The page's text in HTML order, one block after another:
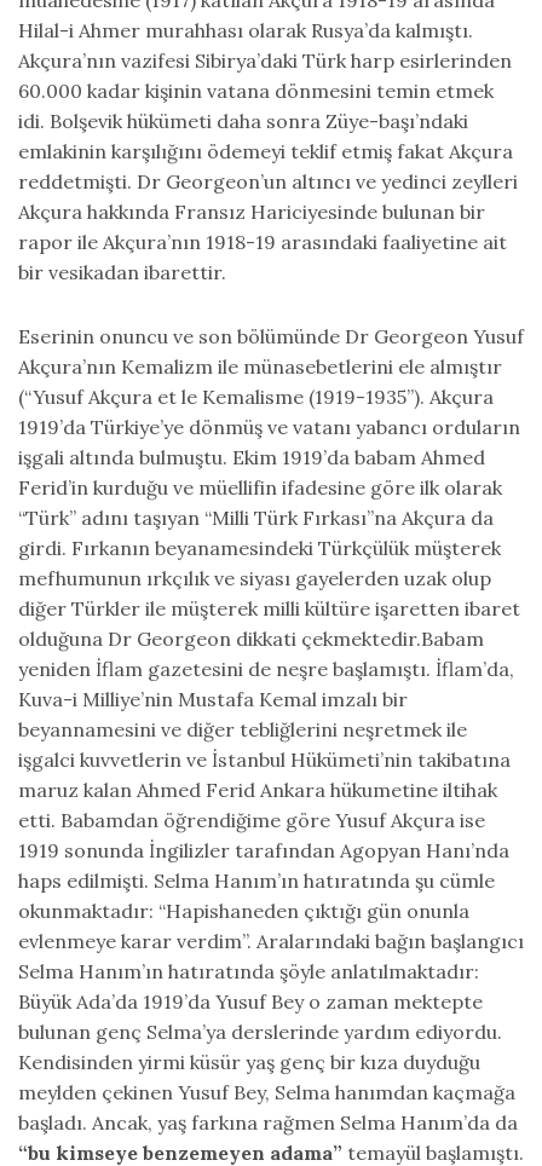
Hilal-i Ahmer murahhası olarak Rusya’da kalmıştı.
Akçura’nın vazifesi Sibirya’daki Türk harp esirlerinden
60.000 kadar kişinin vatana dönmesini temin etmek
idi. Bolşevik hükümeti daha sonra Züye-başı’ndaki
emlakinin karşılığını ödemeyi teklif etmiş fakat Akçura
reddetmişti. Dr Georgeon’un altıncı ve yedinci zeylleri
Akçura hakkında Fransız Hariciyesinde bulunan bir
rapor ile Akçura’nın 1918-19 arasındaki faaliyetine ait
bir vesikadan ibarettir.
Eserinin onuncu ve son bölümünde Dr Georgeon Yusuf
Akçura’nın Kemalizm ile münasebetlerini ele almıştır
(“Yusuf Akçura et le Kemalisme (1919-1935”). Akçura
1919’da Türkiye’ye dönmüş ve vatanı yabancı orduların
işgali altında bulmuştu. Ekim 1919’da babam Ahmed
Ferid’in kurduğu ve müellifin ifadesine göre ilk olarak
“Türk” adını taşıyan “Milli Türk Fırkası”na Akçura da
girdi. Fırkanın beyanamesindeki Türkçülük müşterek
mefhumunun ırkçılık ve siyası gayelerden uzak olup
diğer Türkler ile müşterek milli kültüre işaretten ibaret
olduğuna Dr Georgeon dikkati çekmektedir.Babam
yeniden İflam gazetesini de neşre başlamıştı. İflam’da,
Kuva-i Milliye’nin Mustafa Kemal imzalı bir
beyannamesini ve diğer tebliğlerini neşretmek ile
işgalci kuvvetlerin ve İstanbul Hükümeti’nin takibatına
maruz kalan Ahmed Ferid Ankara hükumetine iltihak
etti. Babamdan öğrendiğime göre Yusuf Akçura ise
1919 sonunda İngilizler tarafından Agopyan Hanı’nda
haps edilmişti. Selma Hanım’ın hatıratında şu cümle
okunmaktadır: “Hapishaneden çıktığı gün onunla
evlenmeye karar verdim”. Aralarındaki bağın başlangıcı
Selma Hanım’ın hatıratında şöyle anlatılmaktadır:
Büyük Ada’da 1919’da Yusuf Bey o zaman mektepte
bulunan genç Selma’ya derslerinde yardım ediyordu.
Kendisinden yirmi küsür yaş genç bir kıza duyduğu
meylden çekinen Yusuf Bey, Selma hanımdan kaçmağa
başladı. Ancak, yaş farkına rağmen Selma Hanım’da da
“bu kimseye benzemeyen adama” temayül başlamıştı.